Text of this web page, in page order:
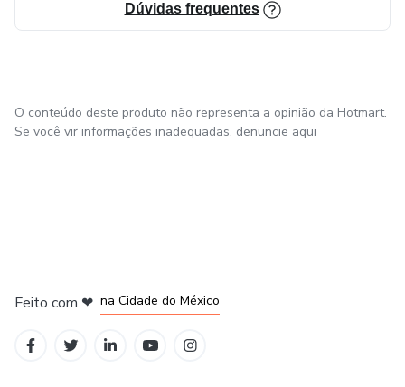
Dúvidas frequentes
O conteúdo deste produto não representa a opinião da Hotmart.
Se você vir informações inadequadas, denuncie aqui
Feito com ❤ na Cidade do México